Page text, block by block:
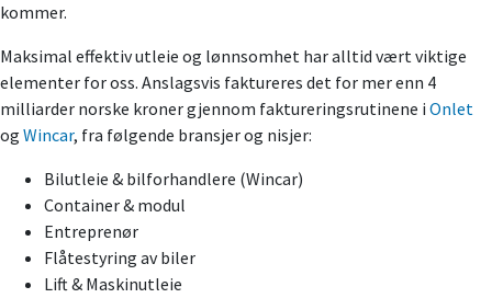
kommer.
Maksimal effektiv utleie og lønnsomhet har alltid vært viktige
elementer for oss. Anslagsvis faktureres det for mer enn 4
milliarder norske kroner gjennom faktureringsrutinene i Onlet
og Wincar, fra følgende bransjer og nisjer:
Bilutleie & bilforhandlere (Wincar)
Container & modul
Entreprenør
Flåtestyring av biler
Lift & Maskinutleie